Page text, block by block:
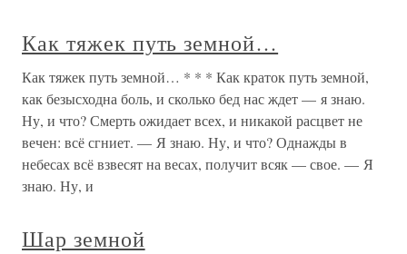
Как тяжек путь земной…
Как тяжек путь земной… * * * Как краток путь земной,
как безысходна боль, и сколько бед нас ждет — я знаю.
Ну, и что? Смерть ожидает всех, и никакой расцвет не
вечен: всё сгниет. — Я знаю. Ну, и что? Однажды в
небесах всё взвесят на весах, получит всяк — свое. — Я
знаю. Ну, и
Шар земной